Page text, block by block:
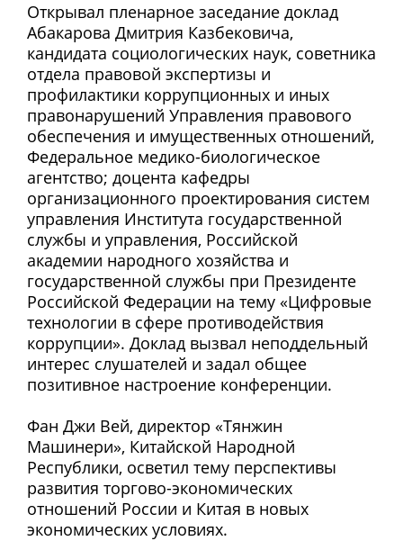
Открывал пленарное заседание доклад
Абакарова Дмитрия Казбековича,
кандидата социологических наук, советника
отдела правовой экспертизы и
профилактики коррупционных и иных
правонарушений Управления правового
обеспечения и имущественных отношений,
Федеральное медико-биологическое
агентство; доцента кафедры
организационного проектирования систем
управления Института государственной
службы и управления, Российской
академии народного хозяйства и
государственной службы при Президенте
Российской Федерации на тему «Цифровые
технологии в сфере противодействия
коррупции». Доклад вызвал неподдельный
интерес слушателей и задал общее
позитивное настроение конференции.
Фан Джи Вей, директор «Тянжин
Машинери», Китайской Народной
Республики, осветил тему перспективы
развития торгово-экономических
отношений России и Китая в новых
экономических условиях.